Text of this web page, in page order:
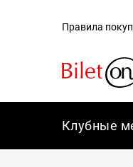
Правила
Клубные